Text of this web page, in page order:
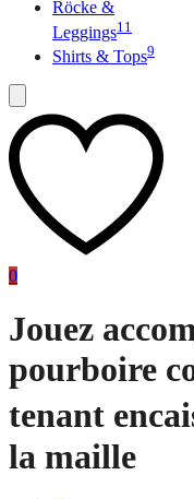
Röcke &
Leggings11
Shirts & Tops9
0
Jouez
pourboire
tenant
la maille